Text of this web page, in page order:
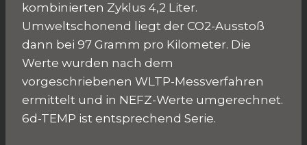
kombinierten Zyklus 4,2 Liter.
Umweltschonend liegt der CO2-Ausstoß
dann bei 97 Gramm pro Kilometer. Die
Werte wurden nach dem
vorgeschriebenen WLTP-Messverfahren
ermittelt und in NEFZ-Werte umgerechnet.
6d-TEMP ist entsprechend Serie.